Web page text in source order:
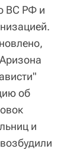
ВС РФ и
об
и